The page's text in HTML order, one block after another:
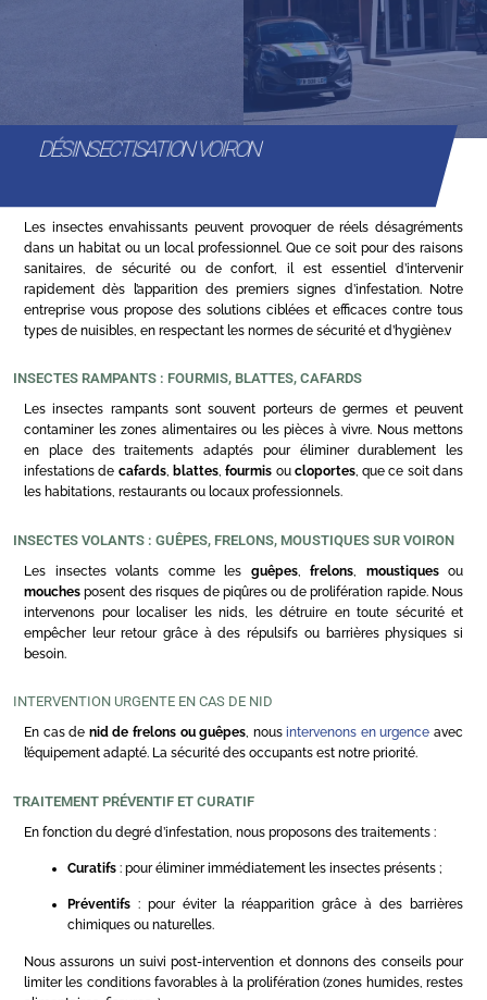
DÉSINSECTISATION VOIRON
Les insectes envahissants peuvent provoquer de réels désagréments
dans un habitat ou un local professionnel. Que ce soit pour des raisons
sanitaires, de sécurité ou de confort, il est essentiel d’intervenir
rapidement dès l’apparition des premiers signes d’infestation. Notre
entreprise vous propose des solutions ciblées et efficaces contre tous
types de nuisibles, en respectant les normes de sécurité et d’hygiène.v
INSECTES RAMPANTS : FOURMIS, BLATTES, CAFARDS
Les insectes rampants sont souvent porteurs de germes et peuvent
contaminer les zones alimentaires ou les pièces à vivre. Nous mettons
en place des traitements adaptés pour éliminer durablement les
infestations de cafards, blattes,fourmis ou cloportes, que ce soit dans
les habitations, restaurants ou locaux professionnels.
INSECTES VOLANTS : GUÊPES, FRELONS, MOUSTIQUES SUR VOIRON
Les insectes volants comme les guêpes, frelons moustiquesou
mouches posent des risques de piqûres ou de prolifération rapide. Nous
intervenons pour localiser les nids, les détruire en toute sécurité et
empêcher leur retour grâce à des répulsifs ou barrières physiques si
besoin.
INTERVENTION URGENTE EN CAS DE NID
En cas de nid de frelons ou guêpes, nousintervenons en urgence avec
l’équipement adapté. La sécurité des occupants est notre priorité.
TRAITEMENT PRÉVENTIF ET CURATIF
En fonction du degré d’infestation, nous proposons des traitements :
Curatifs : pour éliminer immédiatement les insectes présents ;
Préventifs : pour éviter la réapparition grâce à des barrières
chimiques ou naturelles.
Nous assurons un suivi post-intervention et donnons des conseils pour
limiter les conditions favorables à la prolifération (zones humides, restes